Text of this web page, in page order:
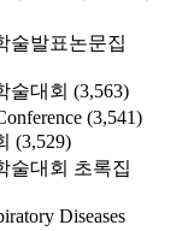
술발표논문집
술대회 (3,563)
(3,541)
(3,529)
술대회 초록집
Diseases